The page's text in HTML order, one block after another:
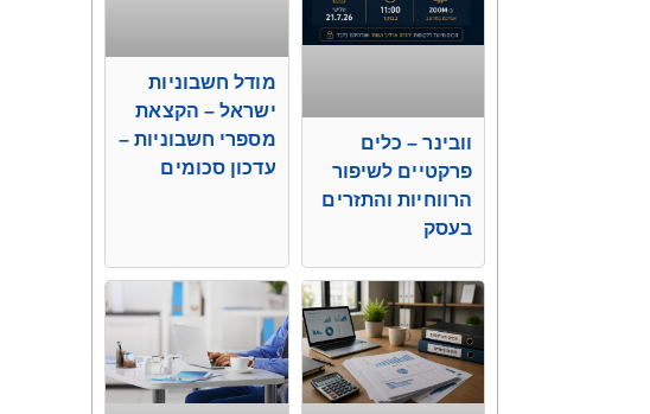
וובינר – כלים
פרקטיים לשיפור
הרווחיות והתזרים
בעסק
מודל חשבוניות
ישראל – הקצאת
מספרי חשבוניות –
עדכון סכומים